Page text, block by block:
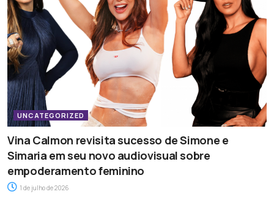
UNCATEGORIZED
Vina Calmon revisita sucesso de Simone e
Simaria em seu novo audiovisual sobre
empoderamento feminino
1 de julho de 2026